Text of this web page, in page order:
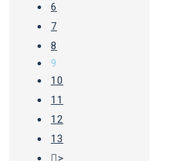
6
7
8
9
10
11
12
13
>